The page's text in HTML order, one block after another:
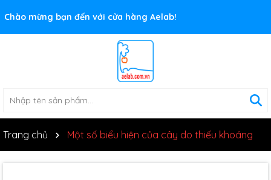
Chào mừng bạn đến với cửa hàng Aelab!
Rất nhiều ưu đãi và chương trình khuyến mãi đang chờ đợi
bạn
Trang chủ Một số biểu hiện của cây do thiếu khoáng